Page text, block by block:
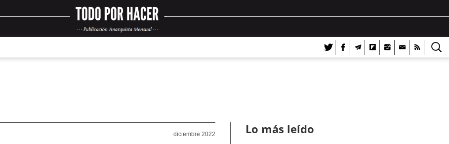
diciembre 2022 Lo más leído